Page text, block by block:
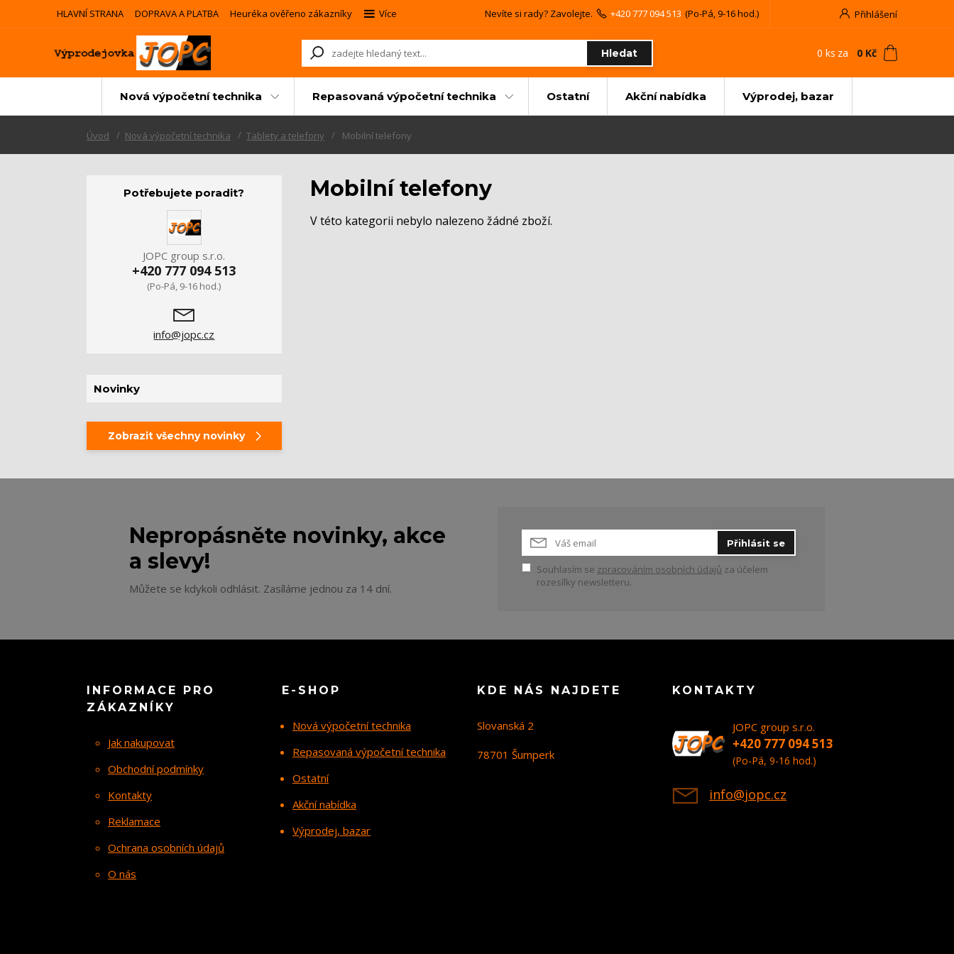
HLAVNÍ STRANA DOPRAVA A PLATBA Heuréka ověřeno zákazníky Více Přihlášení
Hledat
Nevíte si rady? Zavolejte. +420 777 094 513 (Po-Pá, 9-16 hod.)
0 ks za 0 Kč
Nová výpočetní technika Repasovaná výpočetní technika Ostatní Akční nabídka Výprodej, bazar
Úvod Nová výpočetní technika Tablety a telefony Mobilní telefony
Mobilní telefony
V této kategorii nebylo nalezeno žádné zboží.
Potřebujete poradit?
JOPC group s.r.o.
+420 777 094 513
(Po-Pá, 9-16 hod.)
info@jopc.cz
Novinky
Zobrazit všechny novinky
Nepropásněte novinky, akce
a slevy!
Můžete se kdykoli odhlásit. Zasíláme jednou za 14 dní.
Přihlásit se
Souhlasím se zpracováním osobních údajů za účelem
rozesílky newsletteru.
INFORMACE PRO
ZÁKAZNÍKY
Jak nakupovat
Obchodní podmínky
Kontakty
Reklamace
Ochrana osobních údajů
O nás
E-SHOP
Nová výpočetní technika
Repasovaná výpočetní technika
Ostatní
Akční nabídka
Výprodej, bazar
KDE NÁS NAJDETE
Slovanská 2
78701 Šumperk
KONTAKTY
JOPC group s.r.o.
+420 777 094 513
(Po-Pá, 9-16 hod.)
info@jopc.cz